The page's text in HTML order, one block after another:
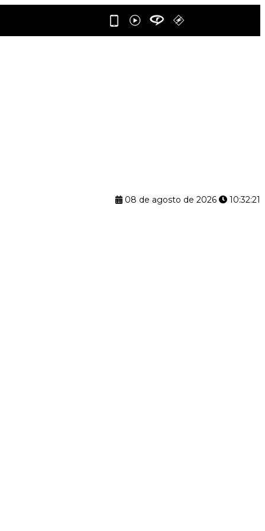
08 de agosto de 2026 10:32:22